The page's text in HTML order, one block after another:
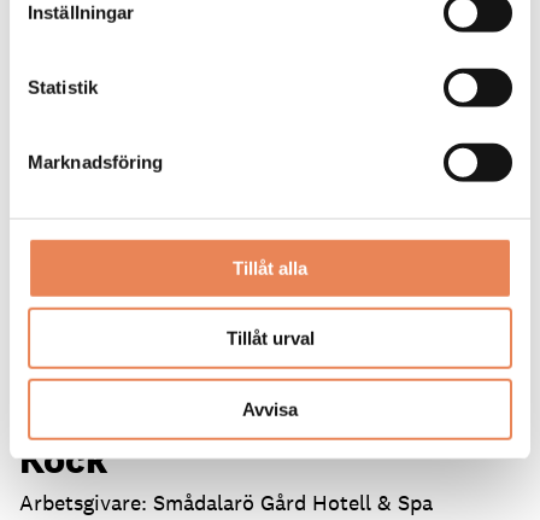
Inställningar
Statistik
Marknadsföring
Tillåt alla
Tillåt urval
Avvisa
Kock
Arbetsgivare: Smådalarö Gård Hotell & Spa